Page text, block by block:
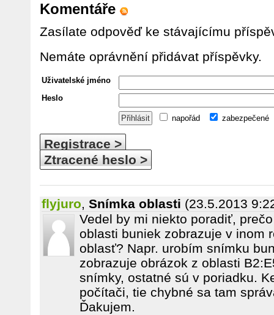
Komentáře
Zasílate odpověď ke stávajícímu
Nemáte oprávnění přidávat příspěvky.
Uživatelské jméno
Heslo
napořád zabezpečené
Registrace >
Ztracené heslo >
flyjuro, Snímka oblasti (23.5.2013
Vedel by mi niekto poradiť,
oblasti buniek zobrazuje v inom
oblasť? Napr. urobím snímku
zobrazuje obrázok z oblasti
snímky, ostatné sú v poriadku.
počítači, tie chybné sa tam
Ďakujem.